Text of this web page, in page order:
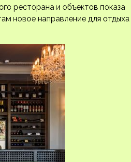
ресторана и объектов показа
новое направление для отдыха